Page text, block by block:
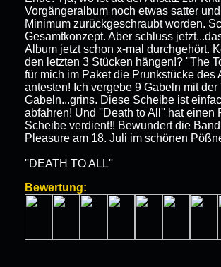
Vorgängeralbum noch etwas satter
Minimum zurückgeschraubt worden.
Gesamtkonzept. Aber schluss
Album jetzt schon x-mal durchgehört.
den letzten 3 Stücken hängen!? ''The
für mich im Paket die Prunkstücke
antesten! Ich vergebe 9 Gabeln mit
Gabeln...grins. Diese Scheibe ist
abfahren! Und ''Death to All'' hat
Scheibe verdient!! Bewundert die
Pleasure am 18. Juli im schönen
''DEATH TO ALL''
Bewertung: